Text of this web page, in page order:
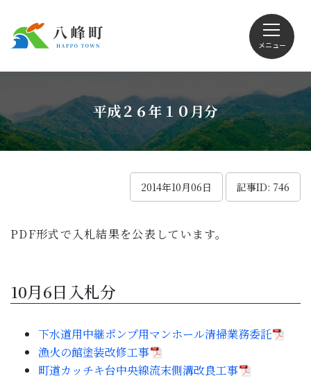
メニュー
Foreign language
くらしの情報
移住・定住
平成２６年１０月分
2014年10月06日 記事ID: 746
PDF形式で入札結果を公表しています。
10月6日入札分
下水道用中継ポンプ用マンホール清掃業務委託
漁火の館塗装改修工事
町道カッチキ台中央線流末側溝改良工事